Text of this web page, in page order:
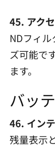
45. アク
NDフィ
ズ可能で
ます。
バッ
46. イン
残量表示